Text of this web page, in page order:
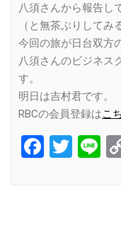
八須さんから報告し
（と無茶ぶりしてみ
今回の旅が日台双方
八須さんのビジネス
す。
明日は吉村君です。
RBCの会員登録はこ